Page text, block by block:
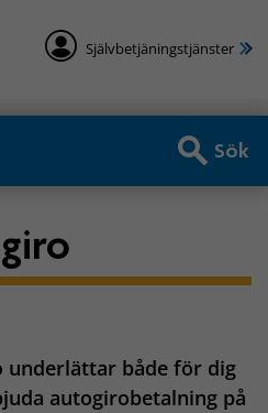
Självbetjäningstjänster
Sök
underlättar både för dig
autogirobetalning på